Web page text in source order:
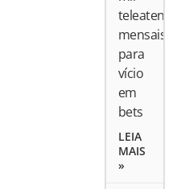
mensais
para
vício
em
bets
LEIA
MAIS
»